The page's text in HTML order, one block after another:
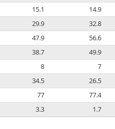
15.1 14.9
29.9 32.8
47.9 56.6
38.7 49.9
8 7
34.5 26.5
77 77.4
3.3 1.7